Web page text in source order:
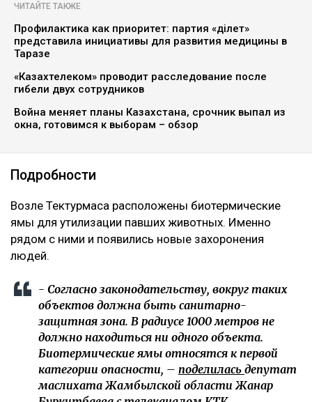
ЧИТАЙТЕ ТАКЖЕ
Профилактика как приоритет: партия «Әділет»
представила инициативы для развития медицины в
Таразе
«Казахтелеком» проводит расследование после
гибели двух сотрудников
Война меняет планы Казахстана, срочник выпал из
окна, готовимся к выборам – обзор
Подробности
Возле Тектурмаса расположены биотермические
ямы для утилизации павших животных. Именно
рядом с ними и появились новые захоронения
людей.
- Согласно законодательству, вокруг таких
объектов должна быть санитарно-
защитная зона. В радиусе 1000 метров не
должно находиться ни одного объекта.
Биотермические ямы относятся к первой
категории опасности, – поделилась депутат
маслихата Жамбылской области Жанар